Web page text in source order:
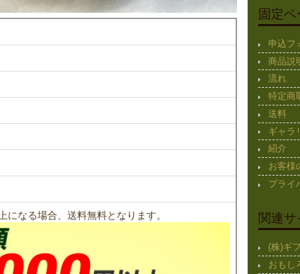
になる場合、送料無料となります。
固定
申込フ
商品説
流れ
特定商
送料
ギャラ
紹介
お客様
プライ
関連サ
(株)ギ
おもし